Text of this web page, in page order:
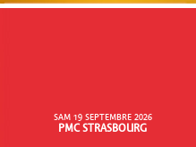
SAM 19 SEPTEMBRE 2026
PMC STRASBOURG